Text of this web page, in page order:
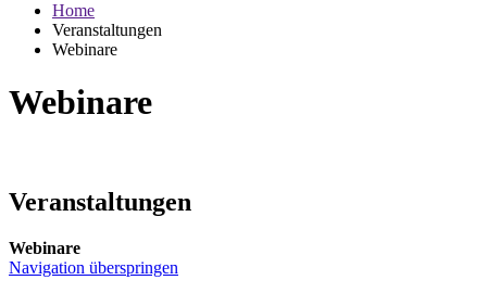
Home
Veranstaltungen
Webinare
Webinare
Veranstaltungen
Webinare
Navigation überspringen